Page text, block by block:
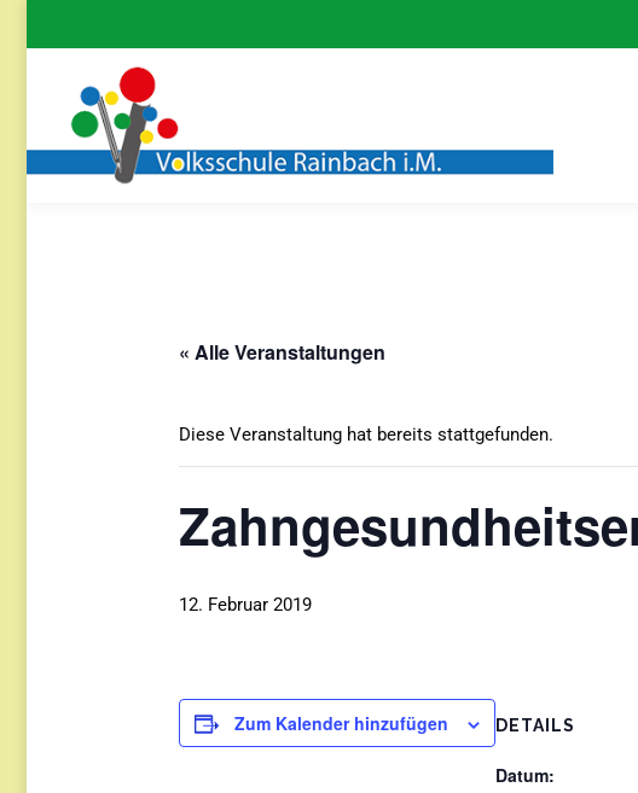
« Alle Veranstaltungen
Diese Veranstaltung hat bereits stattgefunden.
12. Februar 2019
Zum Kalender hinzufügen DETAILS
Datum: